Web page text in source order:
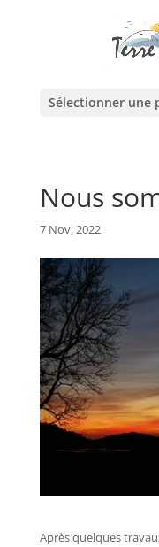
Sélectionner une
Nous
7 Nov, 2022
Après quelques